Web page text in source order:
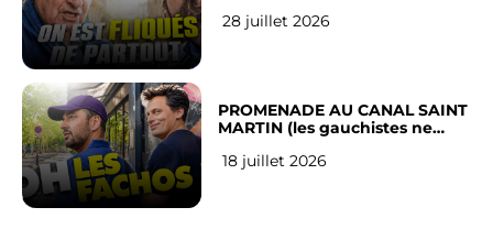
Français
28 juillet 2026
PROMENADE AU CANAL SAINT
MARTIN (les gauchistes ne
18 juillet 2026